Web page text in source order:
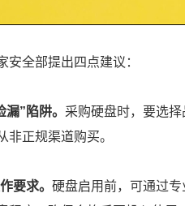
安全部提出四点建议：
”陷阱。 采购硬盘时，要选
非正规渠道购买。
要求。 硬盘启用前，可通过